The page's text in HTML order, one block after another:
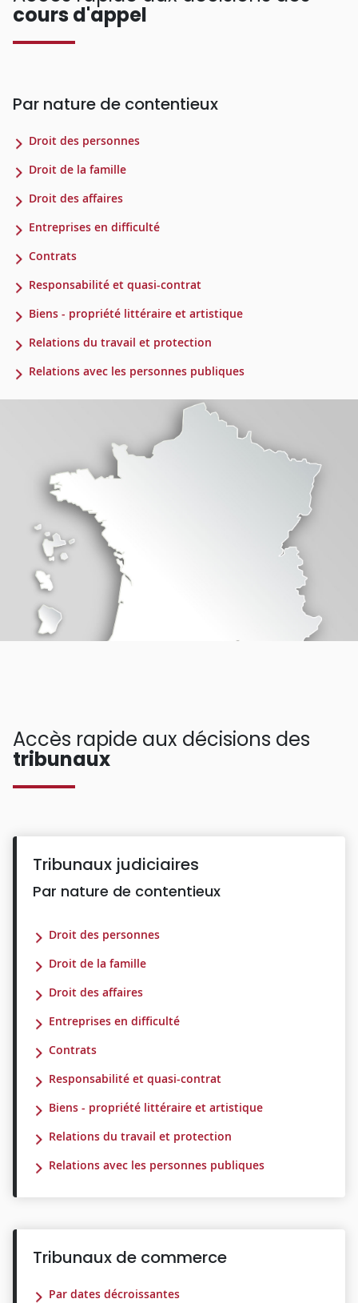
cours d'appel
Par nature de contentieux
Droit des personnes
Droit de la famille
Droit des affaires
Entreprises en difficulté
Contrats
Responsabilité et quasi-contrat
Biens - propriété littéraire et artistique
Relations du travail et protection
Relations avec les personnes publiques
Accès rapide aux décisions des
tribunaux
Tribunaux judiciaires
Par nature de contentieux
Droit des personnes
Droit de la famille
Droit des affaires
Entreprises en difficulté
Contrats
Responsabilité et quasi-contrat
Biens - propriété littéraire et artistique
Relations du travail et protection
Relations avec les personnes publiques
Tribunaux de commerce
Par dates décroissantes